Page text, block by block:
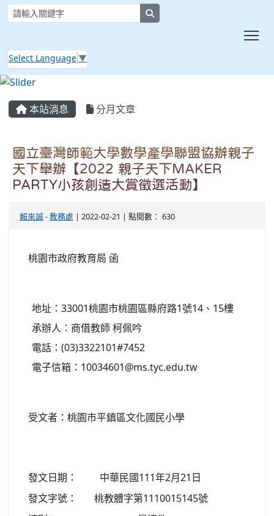
Select Language ▼
本站消息 分月文章
國立臺灣師範大學數學產學聯盟協辦親子
天下舉辦【2022 親子天下MAKER
PARTY小孩創造大賞徵選活動】
賴來誠-教務處 | 2022-02-21 | 點閱數： 630
桃園市政府教育局 函
地址：33001桃園市桃園區縣府路1號14、15樓
承辦人：商借教師 柯佩吟
電話：(03)3322101#7452
電子信箱：10034601@ms.tyc.edu.tw
受文者：桃園市平鎮區文化國民小學
發文日期：
中華民國111年2月21日
發文字號：
桃教體字第1110015145號